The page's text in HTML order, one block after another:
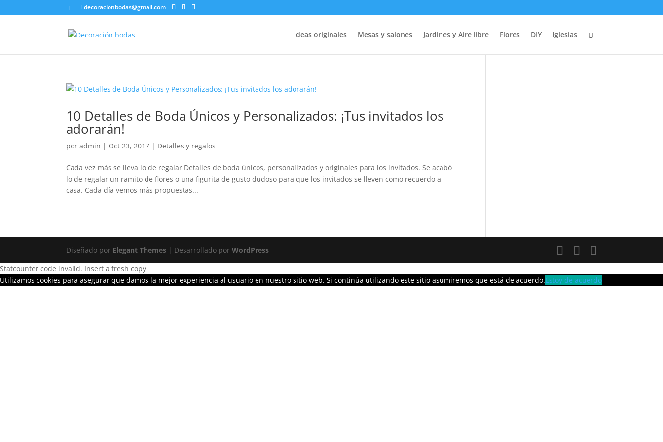
decoracionbodas@gmail.com
Ideas originales Mesas y salones Jardines y Aire libre Flores DIY Iglesias
10 Detalles de Boda Únicos y Personalizados: ¡Tus invitados los
adorarán!
poradmin | Oct 23, 2017 | Detalles y regalos
Cada vez más se lleva lo de regalar Detalles de boda únicos, personalizados y originales para los invitados. Se acabó
lo de regalar un ramito de flores o una figurita de gusto dudoso para que los invitados se lleven como recuerdo a
casa. Cada día vemos más propuestas...
Diseñado por Elegant Themes | Desarrollado porWordPress
Statcounter code invalid. Insert a fresh copy.
Utilizamos cookies para asegurar que damos la mejor experiencia al usuario en nuestro sitio web. Si continúa utilizando este sitio asumiremos que está de acuerdo.Estoy de acuerdo